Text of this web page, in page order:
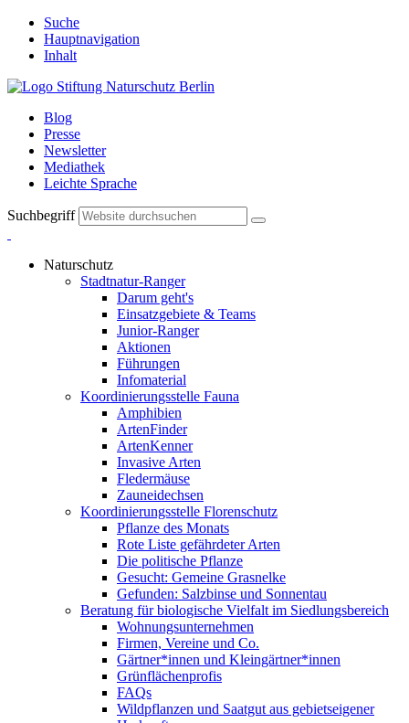
Suche
Hauptnavigation
Inhalt
Blog
Presse
Newsletter
Mediathek
Leichte Sprache
Suchbegriff
Naturschutz
Stadtnatur-Ranger
Darum geht's
Einsatzgebiete & Teams
Junior-Ranger
Aktionen
Führungen
Infomaterial
Koordinierungsstelle Fauna
Amphibien
ArtenFinder
ArtenKenner
Invasive Arten
Fledermäuse
Zauneidechsen
Koordinierungsstelle Florenschutz
Pflanze des Monats
Rote Liste gefährdeter Arten
Die politische Pflanze
Gesucht: Gemeine Grasnelke
Gefunden: Salzbinse und Sonnentau
Beratung für biologische Vielfalt im Siedlungsbereich
Wohnungsunternehmen
Firmen, Vereine und Co.
Gärtner*innen und Kleingärtner*innen
Grünflächenprofis
FAQs
Wildpflanzen und Saatgut aus gebietseigener